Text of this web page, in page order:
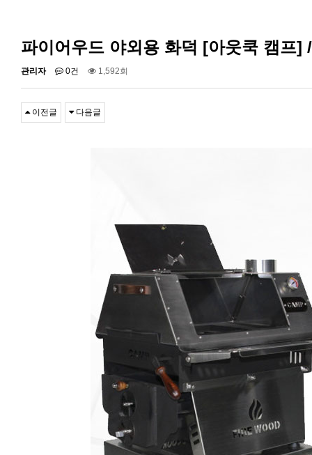
파이어우드 야외용 화덕 [아웃쿡 캠프
관리자 0건 1,592회
이전글 다음글